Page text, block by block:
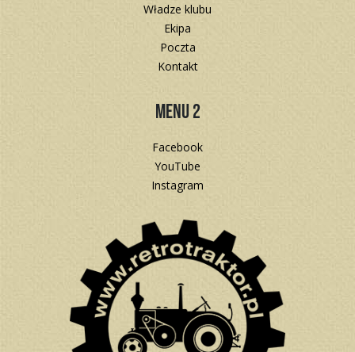
Władze klubu
Ekipa
Poczta
Kontakt
Menu 2
Facebook
YouTube
Instagram